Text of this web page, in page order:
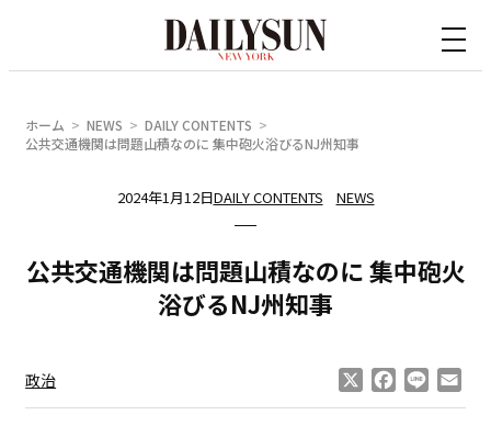
ホーム NEWS
DAILY CONTENTS
公共交通機関は問題山積なのに 集中砲火浴びるNJ州知事
2024年1月12日DAILY CONTENTS NEWS
公共交通機関は問題山積なのに 集中砲火
浴びるNJ州知事
政治 Facebook
Line